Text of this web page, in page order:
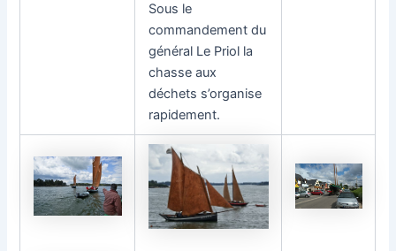
Sous le
commandement du
général Le Priol la
chasse aux
déchets s’organise
rapidement.